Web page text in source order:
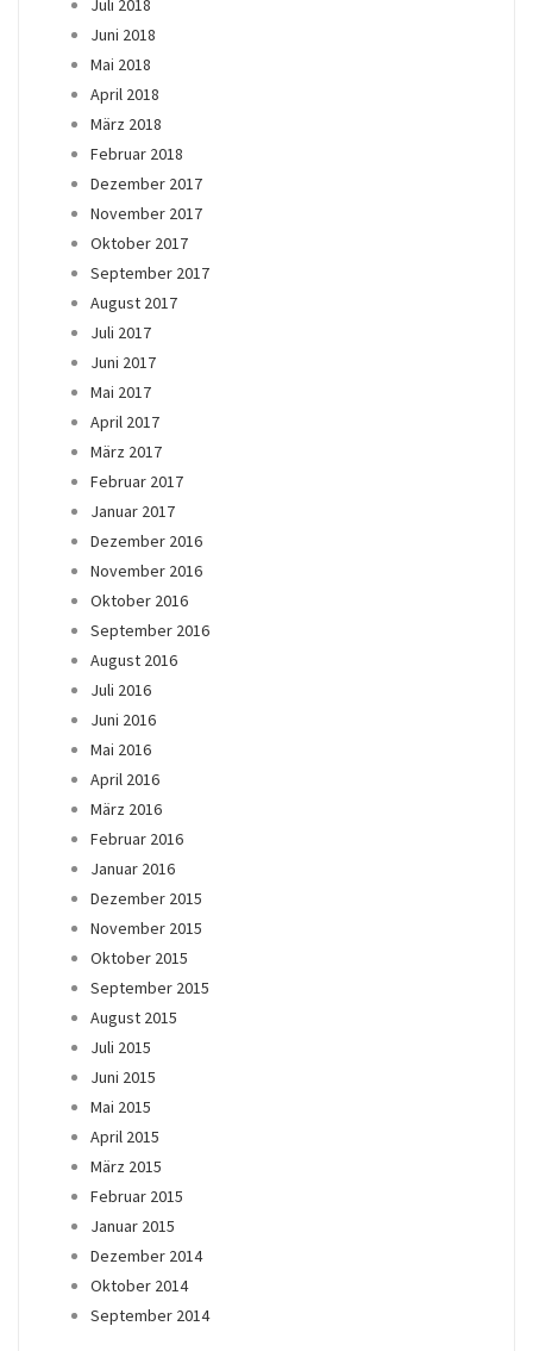
Juli 2018
Juni 2018
Mai 2018
April 2018
März 2018
Februar 2018
Dezember 2017
November 2017
Oktober 2017
September 2017
August 2017
Juli 2017
Juni 2017
Mai 2017
April 2017
März 2017
Februar 2017
Januar 2017
Dezember 2016
November 2016
Oktober 2016
September 2016
August 2016
Juli 2016
Juni 2016
Mai 2016
April 2016
März 2016
Februar 2016
Januar 2016
Dezember 2015
November 2015
Oktober 2015
September 2015
August 2015
Juli 2015
Juni 2015
Mai 2015
April 2015
März 2015
Februar 2015
Januar 2015
Dezember 2014
Oktober 2014
September 2014